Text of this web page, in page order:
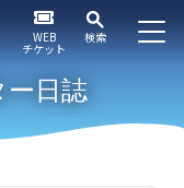
WEB
チケット
検索
ー日誌